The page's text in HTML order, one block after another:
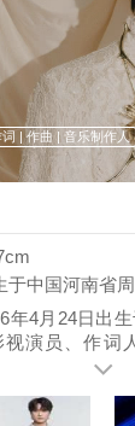
| 作曲 | 音乐制作人
于中国河南省
年4月24日出
演员、作词
娱乐节目《明
得了不错的成